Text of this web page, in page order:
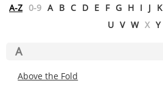
A-Z 0-9 A B C D E F G H I J K
U V W X Y
A
Above the Fold